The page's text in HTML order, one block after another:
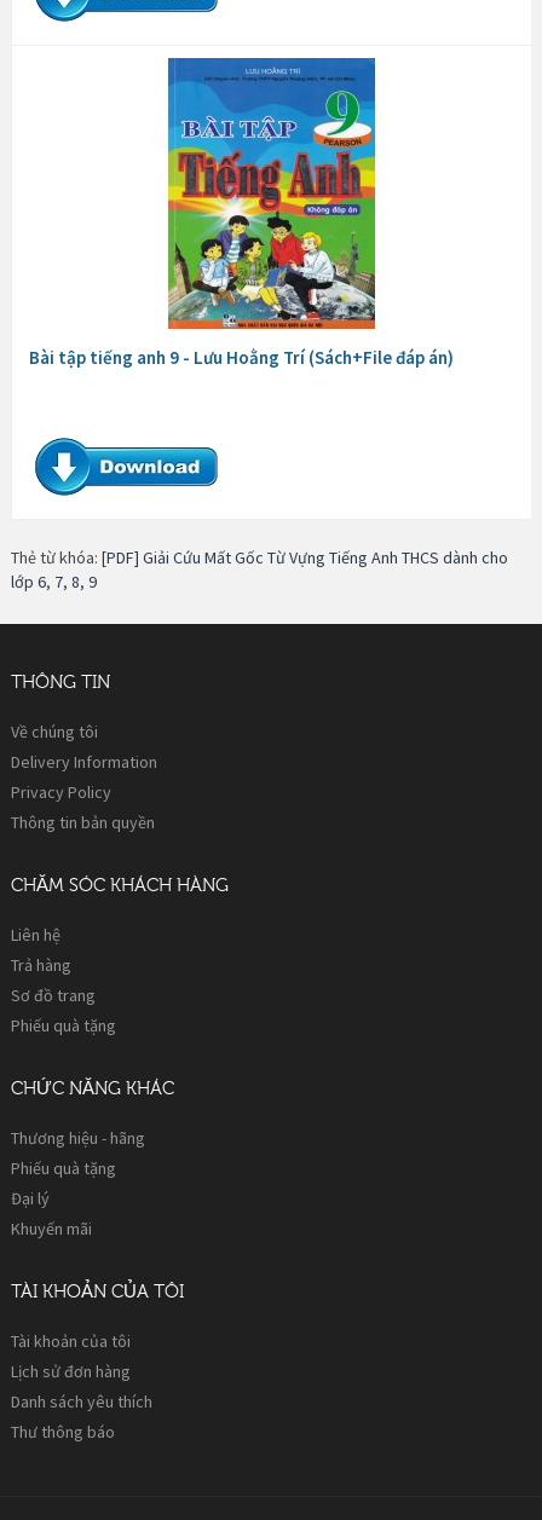
Bài tập tiếng anh 9 - Lưu Hoằng Trí (Sách+File đáp án)
Thẻ từ khóa: [PDF] Giải Cứu Mất Gốc Từ Vựng Tiếng Anh THCS dành cho
lớp 6, 7, 8, 9
THÔNG TIN
Về chúng tôi
Delivery Information
Privacy Policy
Thông tin bản quyền
CHĂM SÓC KHÁCH HÀNG
Liên hệ
Trả hàng
Sơ đồ trang
Phiếu quà tặng
CHỨC NĂNG KHÁC
Thương hiệu - hãng
Phiếu quà tặng
Đại lý
Khuyến mãi
TÀI KHOẢN CỦA TÔI
Tài khoản của tôi
Lịch sử đơn hàng
Danh sách yêu thích
Thư thông báo